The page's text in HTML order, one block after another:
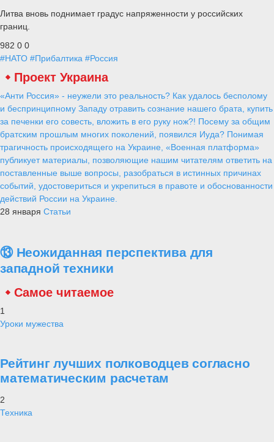
Литва вновь поднимает градус напряженности у российских
границ.
982 0 0
#НАТО #Прибалтика #Россия
Проект Украина
«Анти Россия» - неужели это реальность? Как удалось бесполому
и беспринципному Западу отравить сознание нашего брата, купить
за печенки его совесть, вложить в его руку нож?! Посему за общим
братским прошлым многих поколений, появился Иуда? Понимая
трагичность происходящего на Украине, «Военная платформа»
публикует материалы, позволяющие нашим читателям ответить на
поставленные выше вопросы, разобраться в истинных причинах
событий, удостовериться и укрепиться в правоте и обоснованности
действий России на Украине.
28 января Статьи
⑬ Неожиданная перспектива для
западной техники
Самое читаемое
1
Уроки мужества
Рейтинг лучших полководцев согласно
математическим расчетам
2
Техника